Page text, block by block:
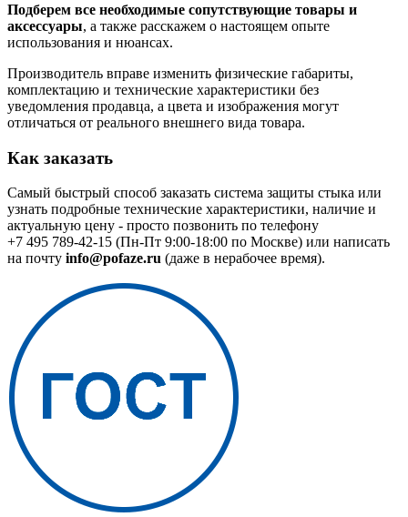
Подберем все необходимые сопутствующие товары и
аксессуары, а также расскажем о настоящем опыте
использования и нюансах.
Производитель вправе изменить физические габариты,
комплектацию и технические характеристики без
уведомления продавца, а цвета и изображения могут
отличаться от реального внешнего вида товара.
Как заказать
Самый быстрый способ заказать система защиты стыка или
узнать подробные технические характеристики, наличие и
актуальную цену - просто позвонить по телефону
+7 495 789-42-15 (Пн-Пт 9:00-18:00 по Москве) или написать
на почту info@pofaze.ru (даже в нерабочее время).